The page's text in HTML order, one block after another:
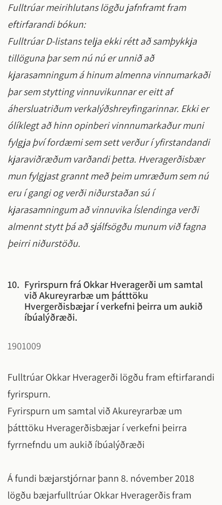
Fulltrúar meirihlutans lögðu jafnframt fram
eftirfarandi bókun:
Fulltrúar D-listans telja ekki rétt að samþykkja
tillöguna þar sem nú nú er unnið að
kjarasamningum á hinum almenna vinnumarkaði
þar sem stytting vinnuvikunnar er eitt af
áhersluatriðum verkalýðshreyfingarinnar. Ekki er
ólíklegt að hinn opinberi vinnnumarkaður muni
fylgja því fordæmi sem sett verður í yfirstandandi
kjaraviðræðum varðandi þetta. Hveragerðisbær
mun fylgjast grannt með þeim umræðum sem nú
eru í gangi og verði niðurstaðan sú í
kjarasamningum að vinnuvika Íslendinga verði
almennt stytt þá að sjálfsögðu munum við fagna
þeirri niðurstöðu.
10. Fyrirspurn frá Okkar Hveragerði um samtal
við Akureyrarbæ um þátttöku
Hvergerðisbæjar í verkefni þeirra um aukið
íbúalýðræði.
1901009
Fulltrúar Okkar Hveragerði lögðu fram eftirfarandi
fyrirspurn.
Fyrirspurn um samtal við Akureyrarbæ um
þátttöku Hveragerðisbæjar í verkefni þeirra
fyrrnefndu um aukið íbúalýðræði
Á fundi bæjarstjórnar þann 8. nóvember 2018
lögðu bæjarfulltrúar Okkar Hveragerðis fram